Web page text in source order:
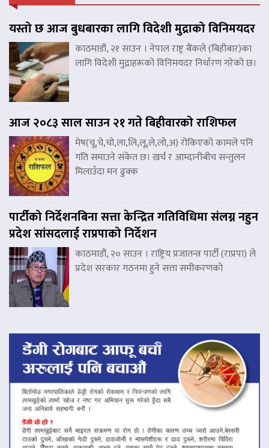
यस्तो छ आज बुधबारका लागि विदेशी मुद्राको विनिमयदर
काठमाडौं, २१ साउन । नेपाल राष्ट्र बैंकले (बिहीबार)का
लागि विदेशी मुद्राहरूको विनिमयदर निर्धारण गरेको छ।
आज २०८३ साल साउन २१ गते बिहीवारको राशिफल
मेष(चू,चे,चो,ला,लि,लू,ले,लो,अ) रोकिएको कामले पनि
गति समाउने संकेत छ। खर्च र आम्दानीबीच सन्तुलन
मिलाउँदा मन ढुक्क
पार्टीको निर्देशनबिना सत्ता केन्द्रित गतिविधिमा संलग्न नहुन
प्रदेश सांसदलाई राप्रपाको निर्देशन
काठमाडौं, २० साउन । राष्ट्रिय प्रजातन्त्र पार्टी (राप्रपा) ले
प्रदेश सरकार गठनमा हुने सत्ता समीकरणको